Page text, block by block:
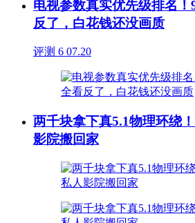
电视参数真实优先级排名
反了，白花钱还没画质
评测 6 07.20
两千块拿下真5.1物理环绕
影院搬回家